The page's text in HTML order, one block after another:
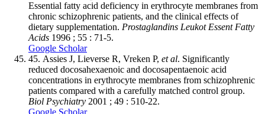
Essential fatty acid deficiency in erythrocyte membranes from
chronic schizophrenic patients, and the clinical effects of
dietary supplementation. Prostaglandins Leukot Essent Fatty
Acids 1996 ; 55 : 71-5.
Google Scholar
45. Assies J, Lieverse R, Vreken P, et al. Significantly
reduced docosahexaenoic and docosapentaenoic acid
concentrations in erythrocyte membranes from schizophrenic
patients compared with a carefully matched control group.
Biol Psychiatry 2001 ; 49 : 510-22.
Google Scholar